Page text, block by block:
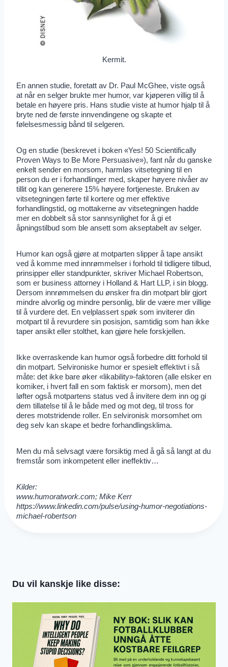
Kermit.
En annen studie, foretatt av Dr. Paul McGhee, viste også
at når en selger brukte mer humor, var kjøperen villig til å
betale en høyere pris. Hans studie viste at humor hjalp til å
bryte ned de første innvendingene og skapte et
følelsesmessig bånd til selgeren.
Og en studie (beskrevet i boken «Yes! 50 Scientifically
Proven Ways to Be More Persuasive»), fant når du ganske
enkelt sender en morsom, harmløs vitsetegning til en
person du er i forhandlinger med, skaper høyere nivåer av
tillit og kan generere 15% høyere fortjeneste. Bruken av
vitsetegningen førte til kortere og mer effektive
forhandlingstid, og mottakerne av vitsetegningen hadde
mer en dobbelt så stor sannsynlighet for å gi et
åpningstilbud som ble ansett som akseptabelt av selger.
Humor kan også gjøre at motparten slipper å tape ansikt
ved å komme med innrømmelser i forhold til tidligere tilbud,
prinsipper eller standpunkter, skriver Michael Robertson,
som er business attorney i Holland & Hart LLP, i sin blogg.
Dersom innrømmelsen du ønsker fra din motpart blir gjort
mindre alvorlig og mindre personlig, blir de være mer villige
til å vurdere det. En velplassert spøk som inviterer din
motpart til å revurdere sin posisjon, samtidig som han ikke
taper ansikt eller stolthet, kan gjøre hele forskjellen.
Ikke overraskende kan humor også forbedre ditt forhold til
din motpart. Selvironiske humor er spesielt effektivt i så
måte: det ikke bare øker «likability»-faktoren (alle elsker en
komiker, i hvert fall en som faktisk er morsom), men det
løfter også motpartens status ved å invitere dem inn og gi
dem tillatelse til å le både med og mot deg, til tross for
deres motstridende roller. En selvironisk morsomhet om
deg selv kan skape et bedre forhandlingsklima.
Men du må selvsagt være forsiktig med å gå så langt at du
fremstår som inkompetent eller ineffektiv…
Kilder:
www.humoratwork.com; Mike Kerr
https://www.linkedin.com/pulse/using-humor-negotiations-
michael-robertson
Du vil kanskje like disse: